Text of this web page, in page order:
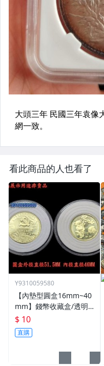
看此商品的人也看了
Y9310059580
【內墊型圓盒16mm~40
mm】錢幣收藏盒/透明
圓盒/硬幣盒/錢幣收藏用
品
$ 10
直購